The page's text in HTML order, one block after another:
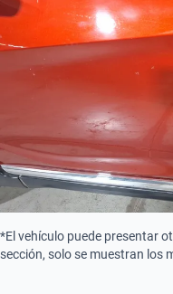
*El vehículo puede presentar
sección, solo se muestran los